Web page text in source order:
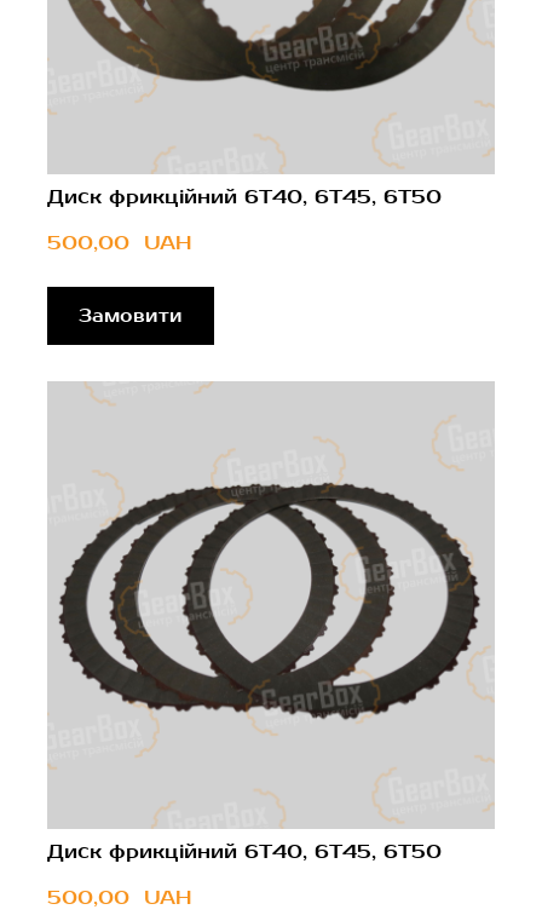
Диск фрикційний 6T40, 6T45, 6T50
500,00  UAH
Замовити
Диск фрикційний 6T40, 6T45, 6T50
500,00  UAH